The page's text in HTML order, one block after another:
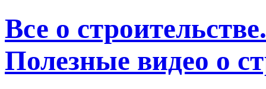
Все о
Полезные видео о